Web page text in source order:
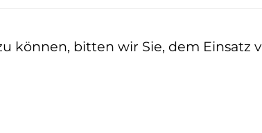
können, bitten wir Sie, dem Einsatz